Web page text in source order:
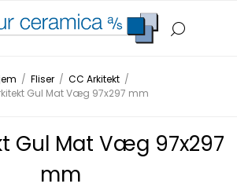
/ Fliser / CC Arkitekt /
Gul Mat Væg 97x297 mm
Gul Mat Væg 97x297
mm